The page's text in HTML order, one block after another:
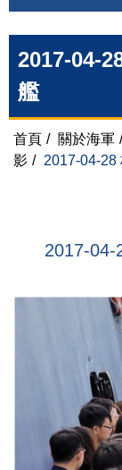
2017-04-
艦
首頁 / 關於海軍 /
影 / 2017-04-28
2017-04-